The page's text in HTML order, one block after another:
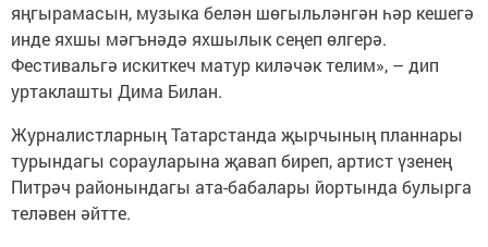
яңгырамасын, музыка белән шөгыльләнгән һәр кешегә
инде яхшы мәгънәдә яхшылык сеңеп өлгерә.
Фестивальгә искиткеч матур киләчәк телим», – дип
уртаклашты Дима Билан.
Журналистларның Татарстанда җырчының планнары
турындагы сорауларына җавап биреп, артист үзенең
Питрәч районындагы ата-бабалары йортында булырга
теләвен әйтте.